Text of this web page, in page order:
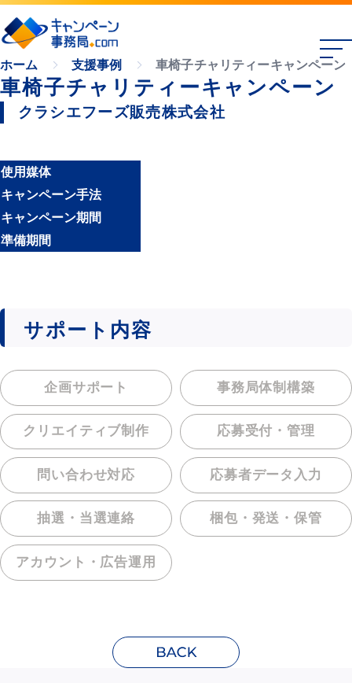
ホーム 支援事例 車椅子チャリティーキャンペーン
車椅子チャリティーキャンペーン
クラシエフーズ販売株式会社
使用媒体
キャンペーン手法
キャンペーン期間
準備期間
サポート内容
企画サポート 事務局体制構築
クリエイティブ制作 応募受付・管理
問い合わせ対応 応募者データ入力
抽選・当選連絡 梱包・発送・保管
アカウント・ 広告運用